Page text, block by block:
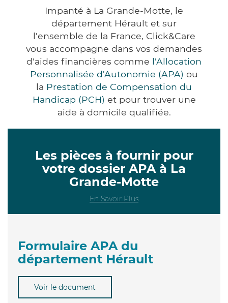
Impanté à La Grande-Motte, le
département Hérault et sur
l'ensemble de la France, Click&Care
vous accompagne dans vos demandes
d'aides financières comme l'Allocation
Personnalisée d'Autonomie (APA) ou
la Prestation de Compensation du
Handicap (PCH) et pour trouver une
aide à domicile qualifiée.
Les pièces à fournir pour
votre dossier APA à La
Grande-Motte
En Savoir Plus
Formulaire APA du
département Hérault
Voir le document